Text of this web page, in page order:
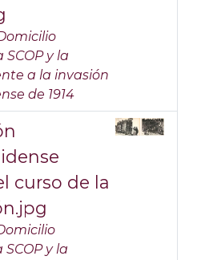
SCOP y la
a la invasión
de 1914
curso de la
SCOP y la